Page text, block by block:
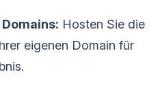
Hosten Sie die
eigenen Domain für